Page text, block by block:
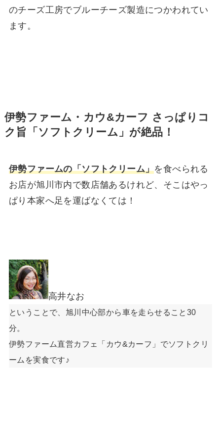
のチーズ工房でブルーチーズ製造につかわれてい
ます。
伊勢ファーム・カウ&カーフ さっぱりコ
ク旨「ソフトクリーム」が絶品！
伊勢ファームの「ソフトクリーム」を食べられる
お店が旭川市内で数店舗あるけれど、そこはやっ
ぱり本家へ足を運ばなくては！
高井なお
ということで、旭川中心部から車を走らせること30
分。
伊勢ファーム直営カフェ「カウ&カーフ」でソフトクリ
ームを実食です♪